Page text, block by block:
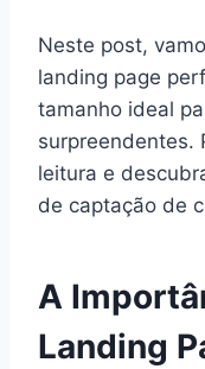
Neste post,
landing page
tamanho ideal
surpreendentes.
leitura e
de captação de
A
Landing